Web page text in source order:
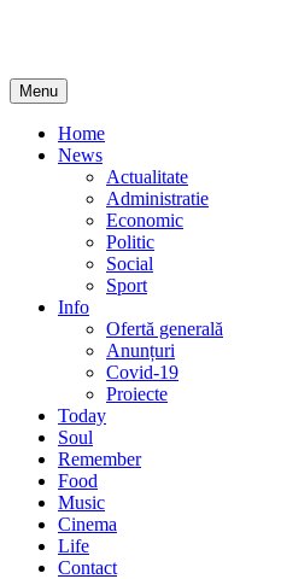
Menu Skip
to
content
Home
News
Actualitate
Administratie
Economic
Politic
Social
Sport
Info
Ofertă generală
Anunțuri
Covid-19
Proiecte
Today
Soul
Remember
Food
Music
Cinema
Life
Contact